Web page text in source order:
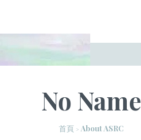
No Name
首頁 > About ASRC